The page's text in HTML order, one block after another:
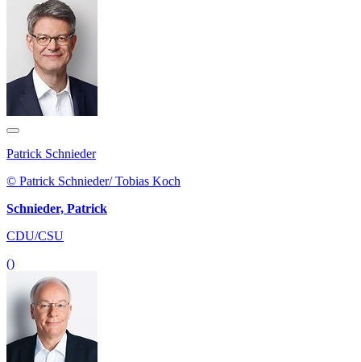
Patrick Schnieder
© Patrick Schnieder/ Tobias Koch
Schnieder, Patrick
CDU/CSU
()